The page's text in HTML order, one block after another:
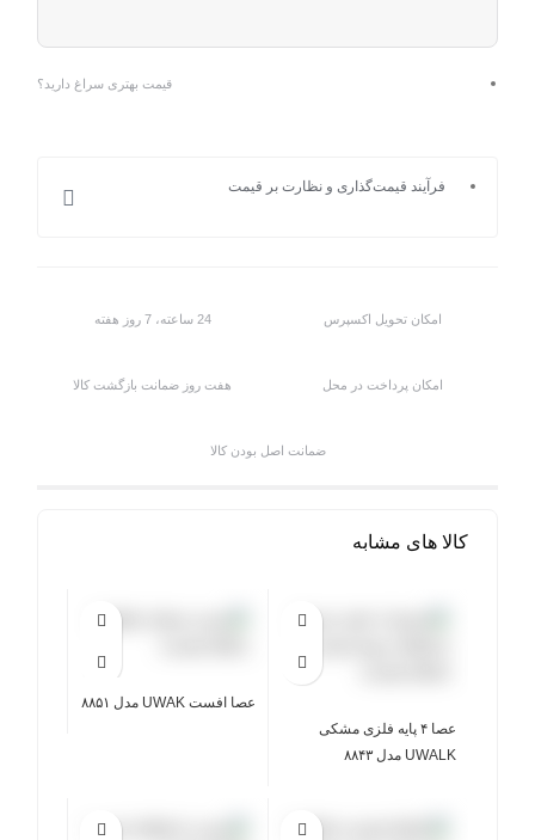
قیمت بهتری سراغ دارید؟
فرآیند قیمت‌گذاری و نظارت بر قیمت
امکان تحویل اکسپرس 24 ساعته، 7 روز هفته
امکان پرداخت در محل هفت روز ضمانت بازگشت کالا
ضمانت اصل بودن کالا
کالا های مشابه
عصا ۴ پایه فلزی مشکی
UWALK مدل ۸۸۴۳
عصا افست UWAK مدل ۸۸۵۱